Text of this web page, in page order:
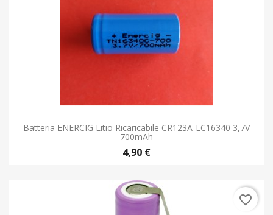
Batteria ENERCIG Litio Ricaricabile CR123A-LC16340 3,7V
700mAh
4,90 €
favorite_border